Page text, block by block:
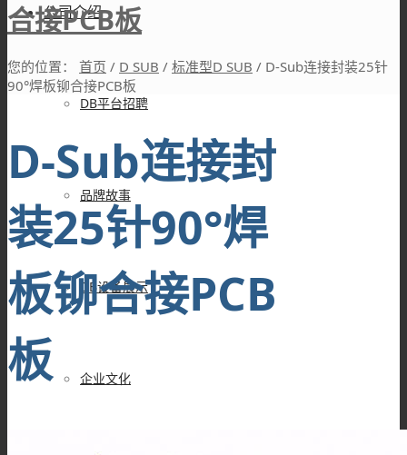
公司介绍
DB平台招聘
品牌故事
DB设备展示
企业文化
合接PCB板
您的位置： 首页 / D SUB / 标准型D SUB / D-Sub连接封装25针
90°焊板铆合接PCB板
D-Sub连接封
装25针90°焊
板铆合接PCB
板